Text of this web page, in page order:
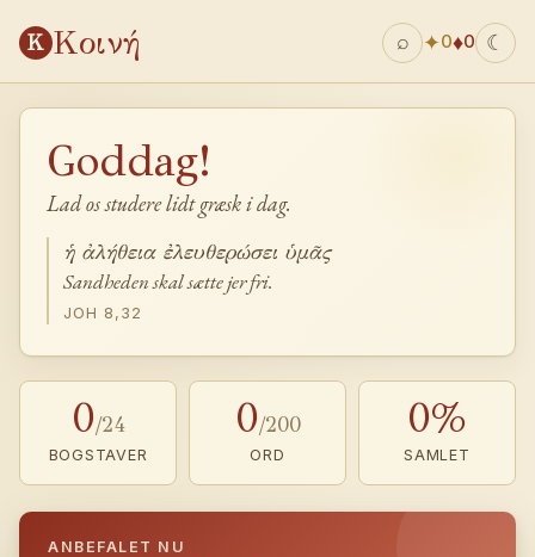
Κ Κοινή ⌕ ✦0♦0 ☾
Goddag!
Lad os studere lidt græsk i dag.
ἡ ἀλήθεια ἐλευθερώσει ὑμᾶς
Sandheden skal sætte jer fri.
JOH 8,32
0/24
BOGSTAVER
0/200
ORD
0%
SAMLET
ANBEFALET NU